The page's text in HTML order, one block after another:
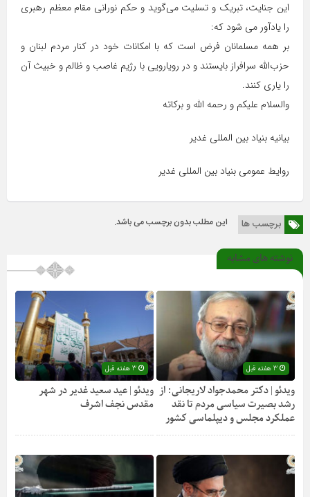
این جنایت، تبریک و تسلیت می‌گوید و حکم نورانی مقام معظم رهبری
را یادآور می شود که:
بر همه‌ مسلمانان فرض است که با امکانات خود در کنار مردم لبنان و
حزب‌الله سرافراز بایستند و در رویارویی با رژیم غاصب و ظالم و خبیث آن
را یاری کنند.
والسلام علیکم و رحمه الله و برکاته
بیانیه بنیاد بین المللی غدیر
روایط عمومی بنیاد بین المللی غدیر
برچسب ها این مطلب بدون برچسب می باشد.
نوشته های مشابه
3 هفته قبل
ویدئو | دکتر محمدجواد لاریجانی: از
رشد بصیرت سیاسی مردم تا نقد
عملکرد مجلس و دیپلماسی کشور
ویدئو | عید سعید غدیر در شهر
مقدس نجف اشرف